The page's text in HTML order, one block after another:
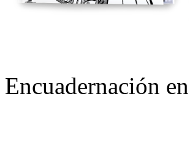
Encuadernación